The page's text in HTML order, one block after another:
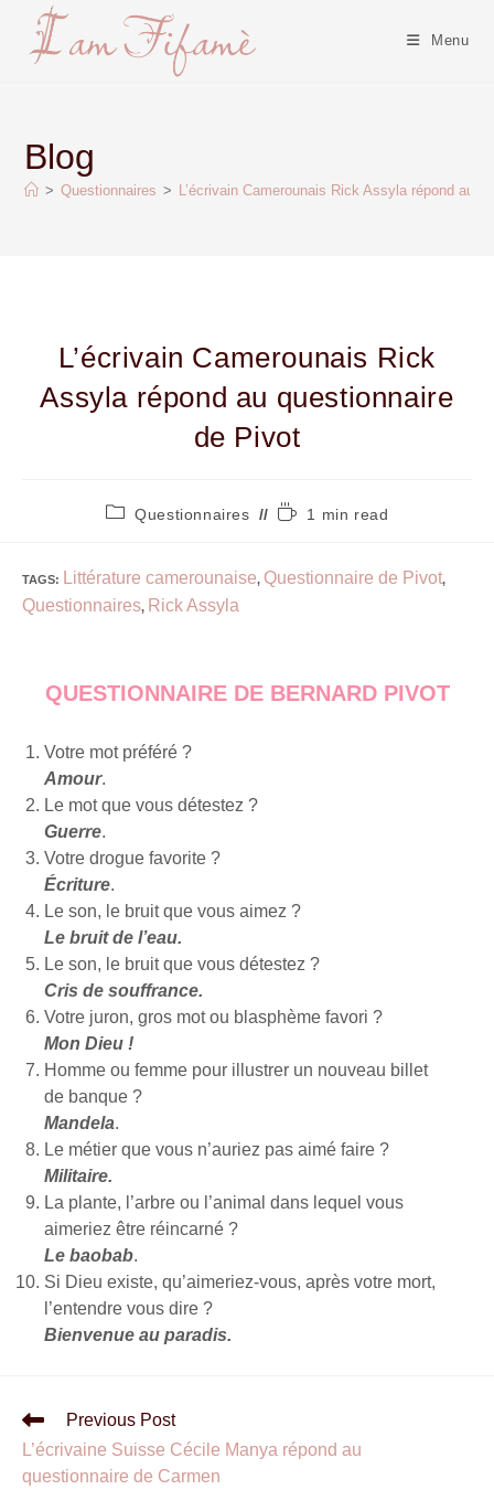
Menu
Blog
> Questionnaires > L’écrivain Camerounais Rick Assyla répond au
L’écrivain Camerounais Rick
Assyla répond au questionnaire
de Pivot
Questionnaires 1 min read
TAGS: Littérature camerounaise, Questionnaire de Pivot,
Questionnaires, Rick Assyla
QUESTIONNAIRE DE BERNARD PIVOT
Votre mot préféré ?
Amour.
Le mot que vous détestez ?
Guerre.
Votre drogue favorite ?
Écriture.
Le son, le bruit que vous aimez ?
Le bruit de l’eau.
Le son, le bruit que vous détestez ?
Cris de souffrance.
Votre juron, gros mot ou blasphème favori ?
Mon Dieu !
Homme ou femme pour illustrer un nouveau billet
de banque ?
Mandela.
Le métier que vous n’auriez pas aimé faire ?
Militaire.
La plante, l’arbre ou l’animal dans lequel vous
aimeriez être réincarné ?
Le baobab.
Si Dieu existe, qu’aimeriez-vous, après votre mort,
l’entendre vous dire ?
Bienvenue au paradis.
Previous Post
L’écrivaine Suisse Cécile Manya répond au
questionnaire de Carmen